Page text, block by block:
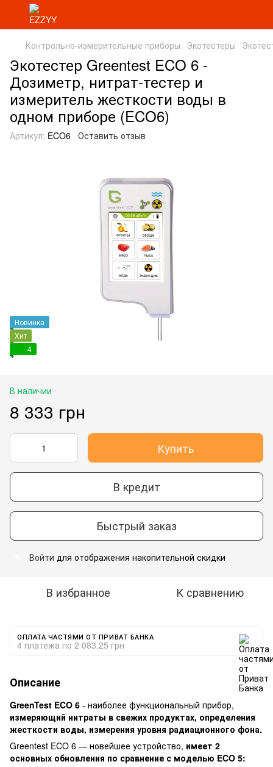
Контрольно-измерительные приборы Экотестеры
Экотестер Greentest ECO 6 -
Дозиметр, нитрат-тестер и
измеритель жесткости воды в
одном приборе (ECO6)
Артикул: ECO6 Оставить отзыв
Новинка
Хит
4
В наличии
8 333 грн
Купить
В кредит
Быстрый заказ
Войти для отображения накопительной скидки
В избранное К сравнению
ОПЛАТА ЧАСТЯМИ ОТ ПРИВАТ БАНКА
4 платежа по 2 083.25 грн
Описание
GreenTest ECO 6 - наиболее функциональный прибор,
измеряющий нитраты в свежих продуктах, определения
жесткости воды, измерения уровня радиационного фона.
Greentest ECO 6 — новейшее устройство, имеет 2
основных обновления по сравнение с моделью ECO 5: